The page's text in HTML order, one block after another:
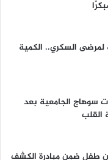
لمرضى السكري.. الكمية
سوهاج الجامعية بعد
القلب
10 ملايين طفل ضمن مبادرة الكشف